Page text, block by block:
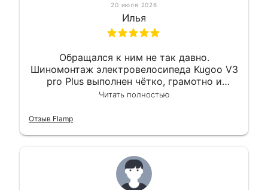
20 июля 2026
Илья
Обращался к ним не так давно.
Шиномонтаж электровелосипеда Kugoo V3
pro Plus выполнен чётко, грамотно и
квалифицированно. Всё сделано
Читать полностью
Отзыв Flamp